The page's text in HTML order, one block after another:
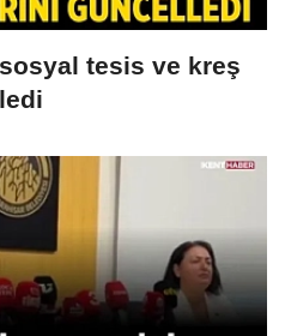
tesis ve kreş